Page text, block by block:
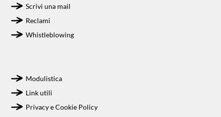
Scrivi una mail
Reclami
Whistleblowing
Modulistica
Link utili
Privacy e Cookie Policy